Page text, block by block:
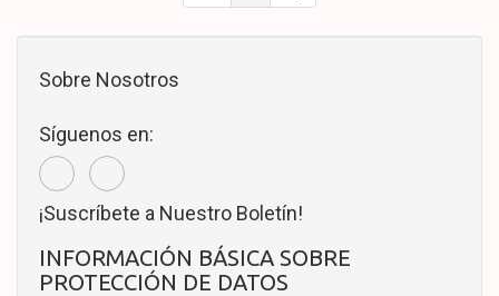
Sobre Nosotros
Síguenos en:
¡Suscríbete a Nuestro Boletín!
INFORMACIÓN BÁSICA SOBRE
PROTECCIÓN DE DATOS